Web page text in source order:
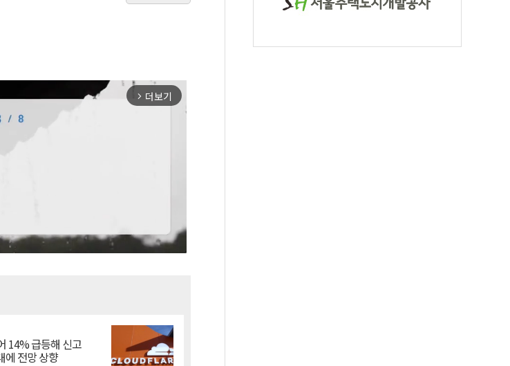
arrow_forward_ios 더보기
14% 급등해 신고
에 전망 상향